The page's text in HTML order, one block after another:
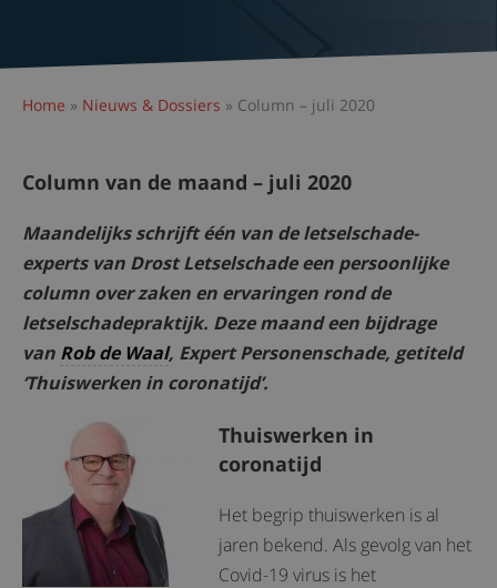
Home » Nieuws & Dossiers » Column – juli 2020
Column van de maand – juli 2020
Maandelijks schrijft één van de letselschade-
experts van Drost Letselschade een persoonlijke
column over zaken en ervaringen rond de
letselschadepraktijk. Deze maand een bijdrage
van Rob de Waal, Expert Personenschade, getiteld
‘Thuiswerken in coronatijd’.
Thuiswerken in
coronatijd
Het begrip thuiswerken is al
jaren bekend. Als gevolg van het
Covid-19 virus is het